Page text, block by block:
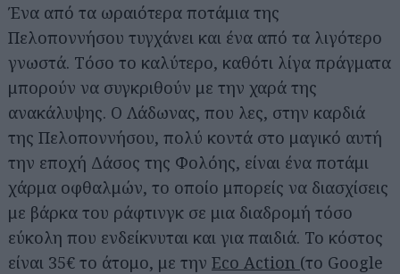
Ένα από τα ωραιότερα ποτάμια της
Πελοποννήσου τυγχάνει και ένα από τα λιγότερο
γνωστά. Τόσο το καλύτερο, καθότι λίγα πράγματα
μπορούν να συγκριθούν με την χαρά της
ανακάλυψης. Ο Λάδωνας, που λες, στην καρδιά
της Πελοποννήσου, πολύ κοντά στο μαγικό αυτή
την εποχή Δάσος της Φολόης, είναι ένα ποτάμι
χάρμα οφθαλμών, το οποίο μπορείς να διασχίσεις
με βάρκα του ράφτινγκ σε μια διαδρομή τόσο
εύκολη που ενδείκνυται και για παιδιά. Το κόστος
είναι 35€ το άτομο, με την Eco Action (το Google